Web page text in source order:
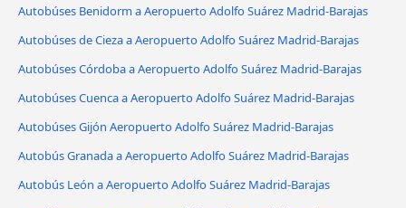
Autobúses Benidorm a Aeropuerto Adolfo Suárez Madrid-Barajas
Autobúses de Cieza a Aeropuerto Adolfo Suárez Madrid-Barajas
Autobúses Córdoba a Aeropuerto Adolfo Suárez Madrid-Barajas
Autobúses Cuenca a Aeropuerto Adolfo Suárez Madrid-Barajas
Autobúses Gijón Aeropuerto Adolfo Suárez Madrid-Barajas
Autobús Granada a Aeropuerto Adolfo Suárez Madrid-Barajas
Autobús León a Aeropuerto Adolfo Suárez Madrid-Barajas